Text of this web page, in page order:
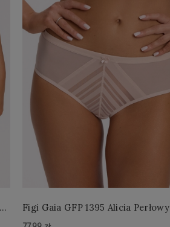
Figi Gaia GFP 1395 Alicia